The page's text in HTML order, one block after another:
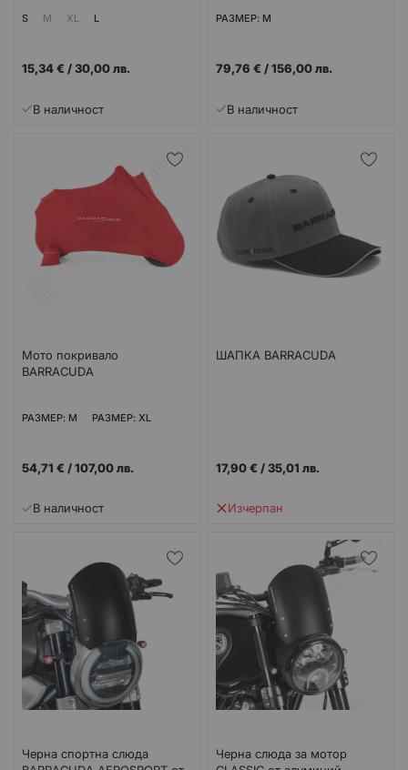
S M XL L
15,34 € /30,00 лв.
В наличност
РАЗМЕР: M
79,76 € /156,00 лв.
В наличност
Мото покривало
BARRACUDA
РАЗМЕР: M РАЗМЕР: XL
54,71 € /107,00 лв.
В наличност
ШАПКА BARRACUDA
17,90 € /35,01 лв.
Изчерпан
Черна спортна слюда
Черна слюда за мотор